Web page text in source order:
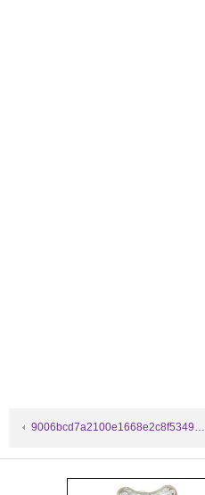
9006bcd7a2100e1668e2c8f5349…